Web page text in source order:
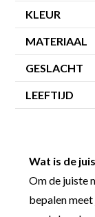
KLEUR
MATERIAAL
GESLACHT
LEEFTIJD
Wat is de
Om de juiste
bepalen